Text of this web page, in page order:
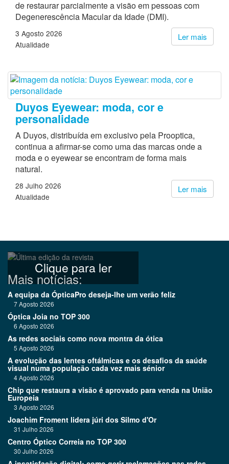
de restaurar parcialmente a visão em pessoas com
Degenerescência Macular da Idade (DMI).
Ler mais
3 Agosto 2026
Atualidade
Duyos Eyewear: moda, cor e
personalidade
A Duyos, distribuída em exclusivo pela Prooptica,
continua a afirmar-se como uma das marcas onde a
moda e o eyewear se encontram de forma mais
natural.
Ler mais
28 Julho 2026
Atualidade
Clique para ler
Mais notícias:
A equipa da ÓpticaPro deseja-lhe um verão feliz
7 Agosto 2026
Óptica Joia no TOP 300
6 Agosto 2026
As redes sociais como nova montra da ótica
5 Agosto 2026
A evolução das lentes oftálmicas e os desafios da saúde
visual numa população cada vez mais sénior
4 Agosto 2026
Chip que restaura a visão é aprovado para venda na União
Europeia
3 Agosto 2026
Joachim Froment lidera júri dos Silmo d'Or
31 Julho 2026
Centro Óptico Correia no TOP 300
30 Julho 2026